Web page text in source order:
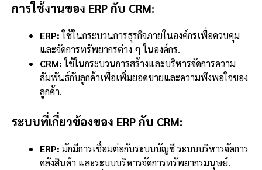
การใช้งานของ ERP กับ CRM:
ERP:ใช้ในกระบวนการธุรกิจภายในองค์กรเพื่อควบคุม
และจัดการทรัพยากรต่าง ๆ ในองค์กร.
CRM:ใช้ในกระบวนการสร้างและบริหารจัดการความ
สัมพันธ์กับลูกค้าเพื่อเพิ่มยอดขายและความพึงพอใจของ
ลูกค้า.
ระบบที่เกี่ยวข้องของ ERP กับ CRM:
ERP: มักมีการเชื่อมต่อกับระบบบัญชี ระบบบริหารจัดการ
คลังสินค้า และระบบบริหารจัดการทรัพยากรมนุษย์.